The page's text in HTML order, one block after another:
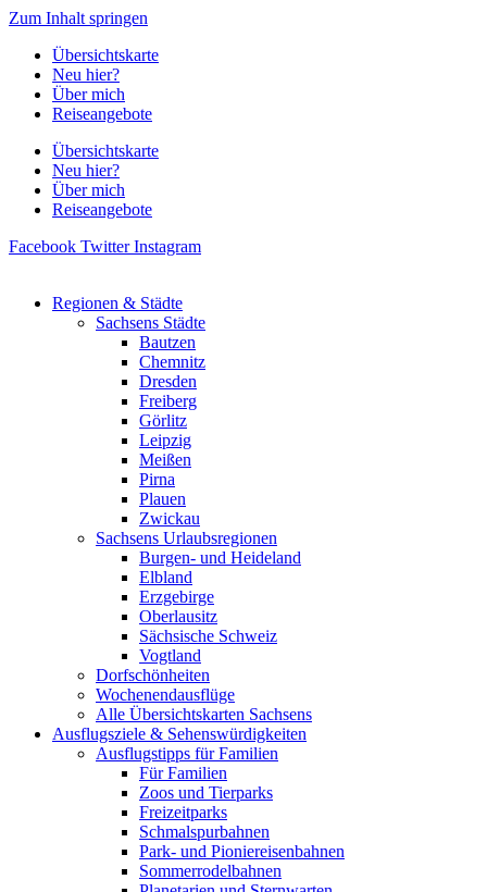
Zum Inhalt springen
Übersichtskarte
Neu hier?
Über mich
Reiseangebote
Übersichtskarte
Neu hier?
Über mich
Reiseangebote
Facebook Twitter Instagram
Regionen & Städte
Sachsens Städte
Bautzen
Chemnitz
Dresden
Freiberg
Görlitz
Leipzig
Meißen
Pirna
Plauen
Zwickau
Sachsens Urlaubsregionen
Burgen- und Heideland
Elbland
Erzgebirge
Oberlausitz
Sächsische Schweiz
Vogtland
Dorfschönheiten
Wochenendausflüge
Alle Übersichtskarten Sachsens
Ausflugsziele & Sehenswürdigkeiten
Ausflugstipps für Familien
Für Familien
Zoos und Tierparks
Freizeitparks
Schmalspurbahnen
Park- und Pioniereisenbahnen
Sommerrodelbahnen